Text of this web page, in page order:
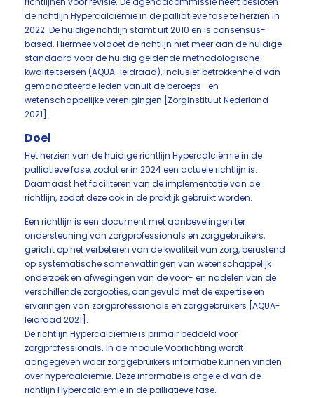
de richtlijn Hypercalciëmie in de palliatieve fase te herzien in
2022. De huidige richtlijn stamt uit 2010 en is consensus-
based. Hiermee voldoet de richtlijn niet meer aan de huidige
standaard voor de huidig geldende methodologische
kwaliteitseisen (AQUA-leidraad), inclusief betrokkenheid van
gemandateerde leden vanuit de beroeps- en
wetenschappelijke verenigingen [Zorginstituut Nederland
2021].
Doel
Het herzien van de huidige richtlijn Hypercalciëmie in de
palliatieve fase, zodat er in 2024 een actuele richtlijn is.
Daarnaast het faciliteren van de implementatie van de
richtlijn, zodat deze ook in de praktijk gebruikt worden.
Een richtlijn is een document met aanbevelingen ter
ondersteuning van zorgprofessionals en zorggebruikers,
gericht op het verbeteren van de kwaliteit van zorg, berustend
op systematische samenvattingen van wetenschappelijk
onderzoek en afwegingen van de voor- en nadelen van de
verschillende zorgopties, aangevuld met de expertise en
ervaringen van zorgprofessionals en zorggebruikers [AQUA-
leidraad 2021].
De richtlijn Hypercalciëmie is primair bedoeld voor
zorgprofessionals. In demodule Voorlichting wordt
aangegeven waar zorggebruikers informatie kunnen vinden
over hypercalciëmie. Deze informatie is afgeleid van de
richtlijn Hypercalciëmie in de palliatieve fase.